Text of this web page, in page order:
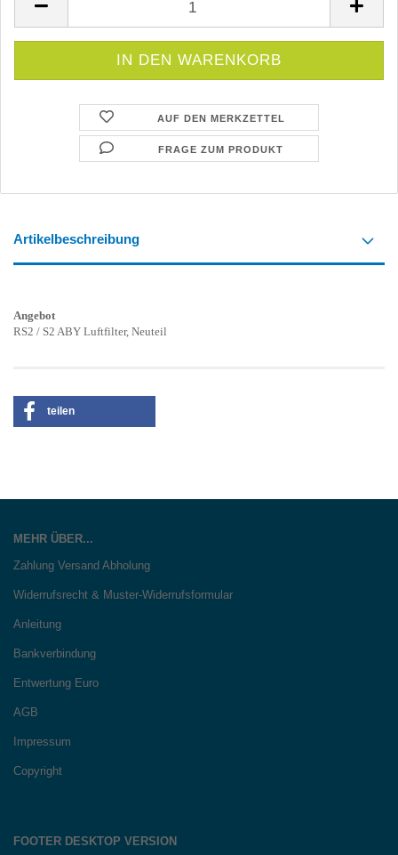
AUF DEN MERKZETTEL
FRAGE ZUM PRODUKT
Artikelbeschreibung
Angebot
RS2 / S2 ABY Luftfilter, Neuteil
teilen
MEHR ÜBER...
Zahlung Versand Abholung
Widerrufsrecht & Muster-Widerrufsformular
Anleitung
Bankverbindung
Entwertung Euro
AGB
Impressum
Copyright
FOOTER DESKTOP VERSION